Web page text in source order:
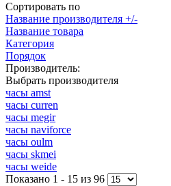
Сортировать по
Название производителя +/-
Название товара
Категория
Порядок
Производитель:
Выбрать производителя
часы amst
часы curren
часы megir
часы naviforce
часы oulm
часы skmei
часы weide
Показано 1 - 15 из 96